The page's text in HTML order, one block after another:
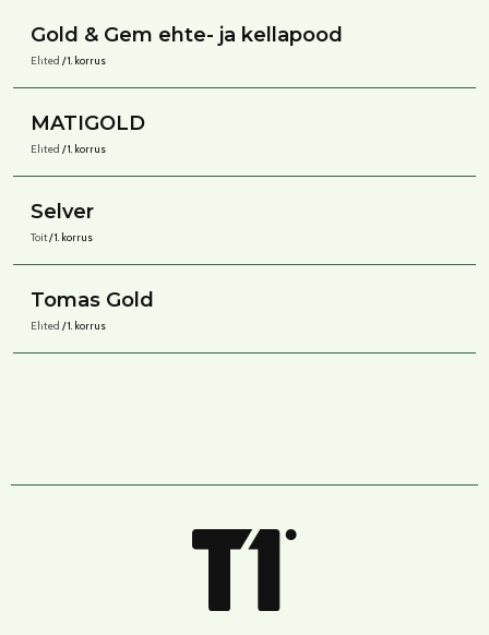
Gold & Gem ehte- ja kellapood
Ehted / 1. korrus
MATIGOLD
Ehted / 1. korrus
Selver
Toit/ 1. korrus
Tomas Gold
Ehted / 1. korrus